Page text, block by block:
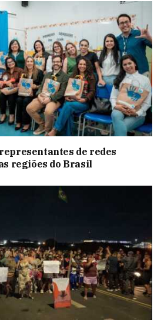
de redes
regiões do Brasil